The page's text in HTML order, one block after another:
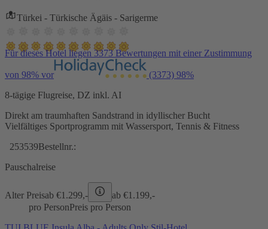
Türkei - Türkische Ägäis - Sarigerme
Für dieses Hotel liegen 3373 Bewertungen mit einer Zustimmung
von 98% vor (3373) 98%
8-tägige Flugreise, DZ inkl. AI
Direkt am traumhaften Sandstrand in idyllischer Bucht
Vielfältiges Sportprogramm mit Wassersport, Tennis & Fitness
253539Bestellnr.:
Pauschalreise
Alter Preisab €1.299,- ab €1.199,-
pro PersonPreis pro Person